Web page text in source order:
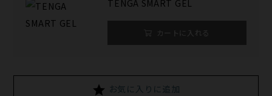
TENGA SMART GEL
お気に入りに追加